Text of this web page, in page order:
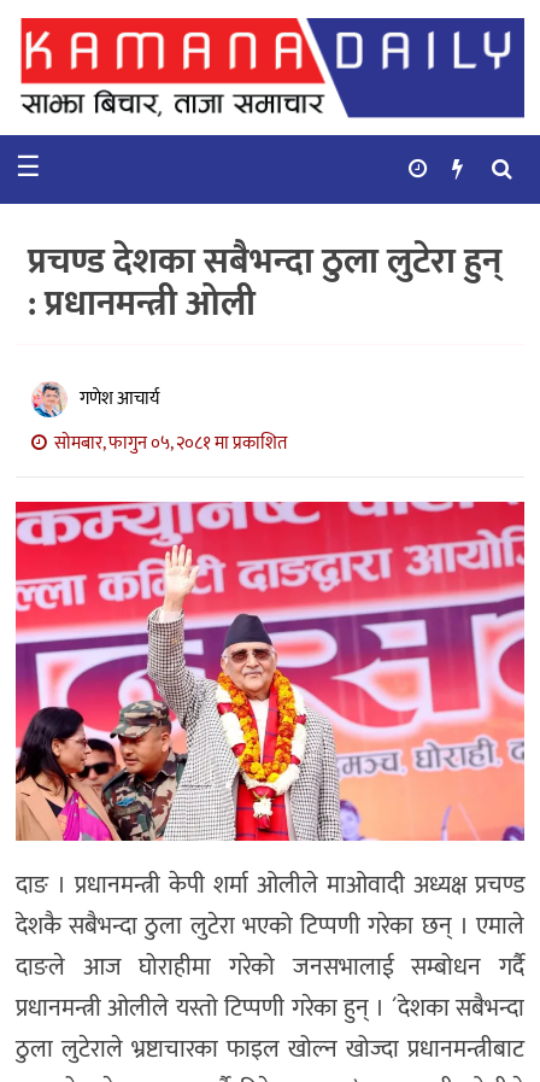
गृहपृष्ठ
समाचार
कुराकानी
बाणिज्य
भिडियो
सिफारिस
☰
प्रचण्ड देशका सबैभन्दा ठुला लुटेरा हुन्
: प्रधानमन्त्री ओली
गणेश आचार्य
सोमबार, फागुन ०५, २०८१ मा प्रकाशित
दाङ । प्रधानमन्त्री केपी शर्मा ओलीले माओवादी अध्यक्ष प्रचण्ड
देशकै सबैभन्दा ठुला लुटेरा भएको टिप्पणी गरेका छन् । एमाले
दाङले आज घोराहीमा गरेको जनसभालाई सम्बोधन गर्दै
प्रधानमन्त्री ओलीले यस्तो टिप्पणी गरेका हुन् । ´देशका सबैभन्दा
ठुला लुटेराले भ्रष्टाचारका फाइल खोल्न खोज्दा प्रधानमन्त्रीबाट